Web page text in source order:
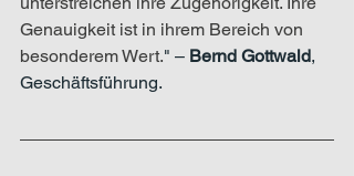
Genauigkeit ist in ihrem Bereich von
besonderem Wert." – Bernd Gottwald,
Geschäftsführung.